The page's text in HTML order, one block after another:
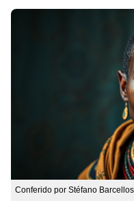
Conferido por Stéfano